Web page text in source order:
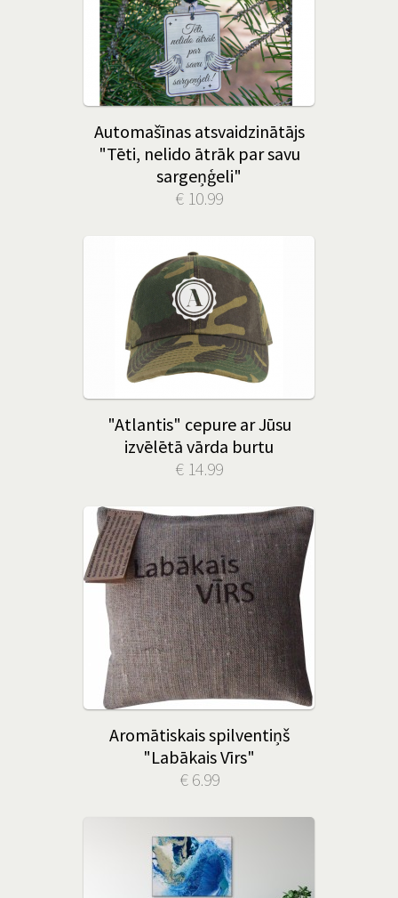
Automašīnas atsvaidzinātājs
"Tēti, nelido ātrāk par savu
sargeņģeli"
€ 10.99
"Atlantis" cepure ar Jūsu
izvēlētā vārda burtu
€ 14.99
Aromātiskais spilventiņš
"Labākais Vīrs"
€ 6.99